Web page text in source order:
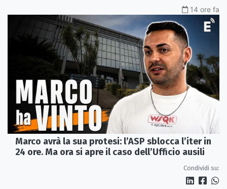
14 ore fa
Marco avrà la sua protesi: l’ASP sblocca l’iter in
24 ore. Ma ora si apre il caso dell’Ufficio ausili
Condividi su: